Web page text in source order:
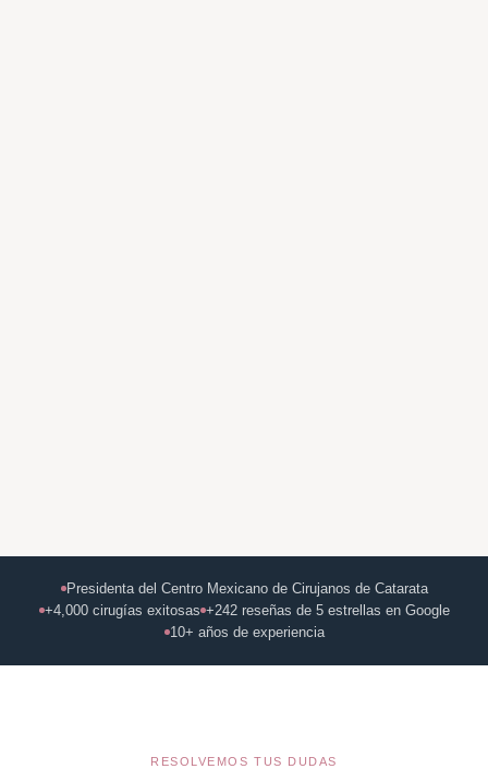
Presidenta del Centro Mexicano de Cirujanos de Catarata
+4,000 cirugías exitosas +242 reseñas de 5 estrellas en Google
10+ años de experiencia
RESOLVEMOS TUS DUDAS